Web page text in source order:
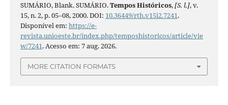
SUMÁRIO, Blank. SUMÁRIO.Tempos Históricos,[S. l.], v.
15, n. 2, p. 05–08, 2000. DOI: 10.36449/rth.v15i2.7241.
Disponível em: https://e-
revista.unioeste.br/index.php/temposhistoricos/article/vie
w/7241. Acesso em: 7 aug. 2026.
MORE CITATION FORMATS